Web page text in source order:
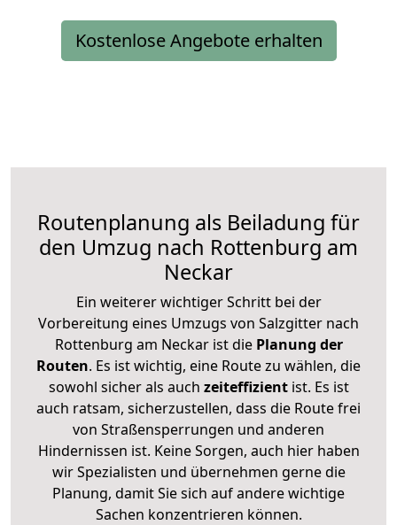
Kostenlose Angebote erhalten
Routenplanung als Beiladung für
den Umzug nach Rottenburg am
Neckar
Ein weiterer wichtiger Schritt bei der
Vorbereitung eines Umzugs von Salzgitter nach
Rottenburg am Neckar ist diePlanung der
Routen. Es ist wichtig, eine Route zu wählen, die
sowohl sicher als auch zeiteffizientist. Es ist
auch ratsam, sicherzustellen, dass die Route frei
von Straßensperrungen und anderen
Hindernissen ist. Keine Sorgen, auch hier haben
wir Spezialisten und übernehmen gerne die
Planung, damit Sie sich auf andere wichtige
Sachen konzentrieren können.